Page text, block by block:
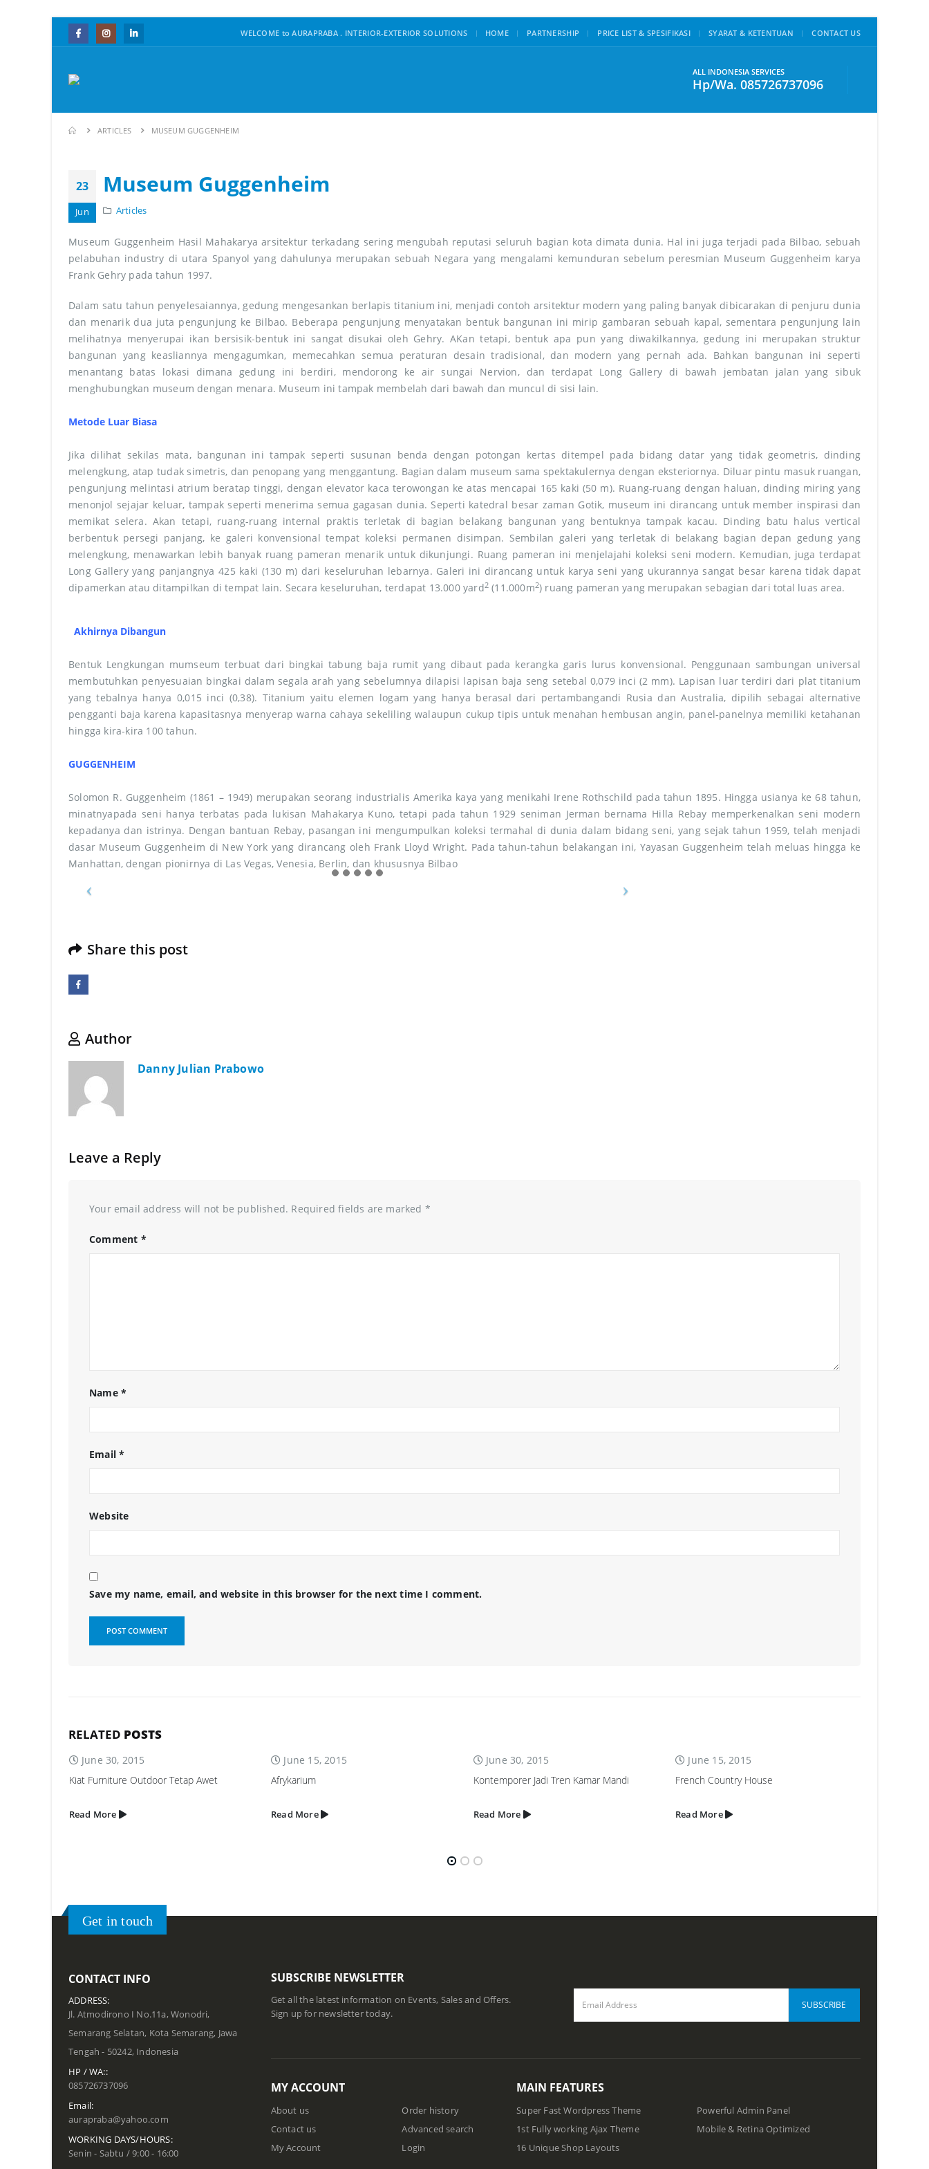
WELCOME to AURAPRABA . INTERIOR-EXTERIOR SOLUTIONS | HOME PARTNERSHIP PRICE LIST & SPESIFIKASI SYARAT & KETENTUAN CONTACT US
ALL INDONESIA SERVICES
Hp/Wa. 085726737096
ARTICLES MUSEUM GUGGENHEIM
23
Jun
Museum Guggenheim
Articles
Museum Guggenheim Hasil Mahakarya arsitektur terkadang sering mengubah reputasi seluruh bagian kota dimata dunia. Hal ini juga terjadi pada Bilbao, sebuah
pelabuhan industry di utara Spanyol yang dahulunya merupakan sebuah Negara yang mengalami kemunduran sebelum peresmian Museum Guggenheim karya
Frank Gehry pada tahun 1997.
Dalam satu tahun penyelesaiannya, gedung mengesankan berlapis titanium ini, menjadi contoh arsitektur modern yang paling banyak dibicarakan di penjuru dunia
dan menarik dua juta pengunjung ke Bilbao. Beberapa pengunjung menyatakan bentuk bangunan ini mirip gambaran sebuah kapal, sementara pengunjung lain
melihatnya menyerupai ikan bersisik-bentuk ini sangat disukai oleh Gehry. AKan tetapi, bentuk apa pun yang diwakilkannya, gedung ini merupakan struktur
bangunan yang keasliannya mengagumkan, memecahkan semua peraturan desain tradisional, dan modern yang pernah ada. Bahkan bangunan ini seperti
menantang batas lokasi dimana gedung ini berdiri, mendorong ke air sungai Nervion, dan terdapat Long Gallery di bawah jembatan jalan yang sibuk
menghubungkan museum dengan menara. Museum ini tampak membelah dari bawah dan muncul di sisi lain.
Metode Luar Biasa
Jika dilihat sekilas mata, bangunan ini tampak seperti susunan benda dengan potongan kertas ditempel pada bidang datar yang tidak geometris, dinding
melengkung, atap tudak simetris, dan penopang yang menggantung. Bagian dalam museum sama spektakulernya dengan eksteriornya. Diluar pintu masuk ruangan,
pengunjung melintasi atrium beratap tinggi, dengan elevator kaca terowongan ke atas mencapai 165 kaki (50 m). Ruang-ruang dengan haluan, dinding miring yang
menonjol sejajar keluar, tampak seperti menerima semua gagasan dunia. Seperti katedral besar zaman Gotik, museum ini dirancang untuk member inspirasi dan
memikat selera. Akan tetapi, ruang-ruang internal praktis terletak di bagian belakang bangunan yang bentuknya tampak kacau. Dinding batu halus vertical
berbentuk persegi panjang, ke galeri konvensional tempat koleksi permanen disimpan. Sembilan galeri yang terletak di belakang bagian depan gedung yang
melengkung, menawarkan lebih banyak ruang pameran menarik untuk dikunjungi. Ruang pameran ini menjelajahi koleksi seni modern. Kemudian, juga terdapat
Long Gallery yang panjangnya 425 kaki (130 m) dari keseluruhan lebarnya. Galeri ini dirancang untuk karya seni yang ukurannya sangat besar karena tidak dapat
dipamerkan atau ditampilkan di tempat lain. Secara keseluruhan, terdapat 13.000 yard2 (11.000m2) ruang pameran yang merupakan sebagian dari total luas area.
Akhirnya Dibangun
Bentuk Lengkungan mumseum terbuat dari bingkai tabung baja rumit yang dibaut pada kerangka garis lurus konvensional. Penggunaan sambungan universal
membutuhkan penyesuaian bingkai dalam segala arah yang sebelumnya dilapisi lapisan baja seng setebal 0,079 inci (2 mm). Lapisan luar terdiri dari plat titanium
yang tebalnya hanya 0,015 inci (0,38). Titanium yaitu elemen logam yang hanya berasal dari pertambangandi Rusia dan Australia, dipilih sebagai alternative
pengganti baja karena kapasitasnya menyerap warna cahaya sekeliling walaupun cukup tipis untuk menahan hembusan angin, panel-panelnya memiliki ketahanan
hingga kira-kira 100 tahun.
GUGGENHEIM
Solomon R. Guggenheim (1861 – 1949) merupakan seorang industrialis Amerika kaya yang menikahi Irene Rothschild pada tahun 1895. Hingga usianya ke 68 tahun,
minatnyapada seni hanya terbatas pada lukisan Mahakarya Kuno, tetapi pada tahun 1929 seniman Jerman bernama Hilla Rebay memperkenalkan seni modern
kepadanya dan istrinya. Dengan bantuan Rebay, pasangan ini mengumpulkan koleksi termahal di dunia dalam bidang seni, yang sejak tahun 1959, telah menjadi
dasar Museum Guggenheim di New York yang dirancang oleh Frank Lloyd Wright. Pada tahun-tahun belakangan ini, Yayasan Guggenheim telah meluas hingga ke
Manhattan, dengan pionirnya di Las Vegas, Venesia, Berlin, dan khususnya Bilbao
Share this post
Author
Danny Julian Prabowo
Leave a Reply
Your email address will not be published. Required fields are marked *
Comment *
Name *
Email*
Website
Save my name, email, and website in this browser for the next time I comment.
RELATED POSTS
June 30, 2015
Kiat Furniture Outdoor Tetap Awet
June 15, 2015
Afrykarium
June 30, 2015
Kontemporer Jadi Tren Kamar Mandi
June 15, 2015
French Country House
Get in touch
CONTACT INFO
ADDRESS:
Jl. Atmodirono I No.11a, Wonodri,
Semarang Selatan, Kota Semarang, Jawa
Tengah - 50242, Indonesia
HP / WA::
085726737096
Email:
aurapraba@yahoo.com
WORKING DAYS/HOURS:
Senin - Sabtu / 9:00 - 16:00
SUBSCRIBE NEWSLETTER
Get all the latest information on Events, Sales and Offers.
Sign up for newsletter today.
MY ACCOUNT
About us
Contact us
My Account
Order history
Advanced search
Login
MAIN FEATURES
Super Fast Wordpress Theme
1st Fully working Ajax Theme
16 Unique Shop Layouts
Powerful Admin Panel
Mobile & Retina Optimized